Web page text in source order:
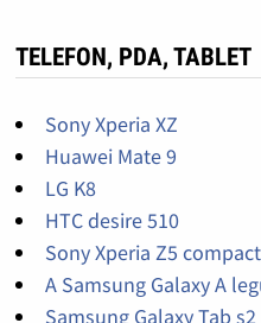
TELEFON, PDA, TABLET
Sony Xperia XZ
Huawei Mate 9
LG K8
HTC desire 510
Sony Xperia Z5 compact
A Samsung Galaxy A
Samsung Galaxy Tab s2